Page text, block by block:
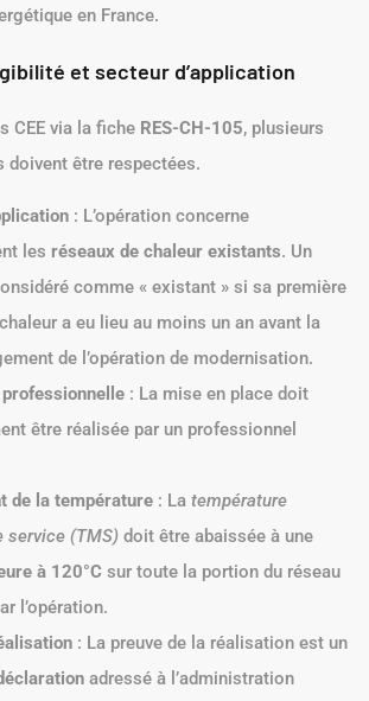
en France.
et secteur d’application
CEE via la fiche RES-CH-105, plusieurs
être respectées.
: L’opération concerne
les réseaux de chaleur existants. Un
comme « existant » si sa première
a eu lieu au moins un an avant la
de l’opération de modernisation.
: La mise en place doit
être réalisée par un professionnel
de la température : La température
service (TMS) doit être abaissée à une
à 120°C sur toute la portion du réseau
l’opération.
: La preuve de la réalisation est un
adressé à l’administration